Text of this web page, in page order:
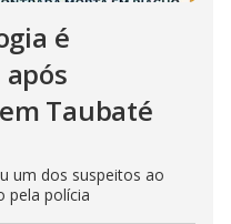
é
Taubaté
um dos suspeitos ao
pela polícia